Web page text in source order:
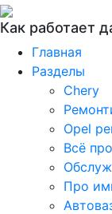
Как работает
Главная
Разделы
Chery
Opel
Всё
Про